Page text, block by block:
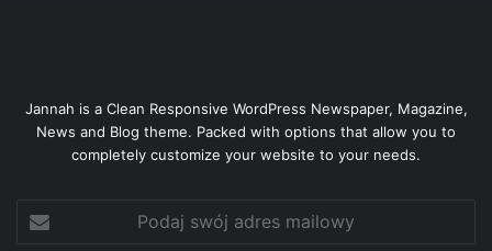
Jannah is a Clean Responsive WordPress Newspaper, Magazine,
News and Blog theme. Packed with options that allow you to
completely customize your website to your needs.
swój